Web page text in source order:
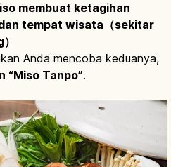
membuat ketagihan
tempat wisata（sekitar
Anda mencoba keduanya,
“Miso Tanpo”.